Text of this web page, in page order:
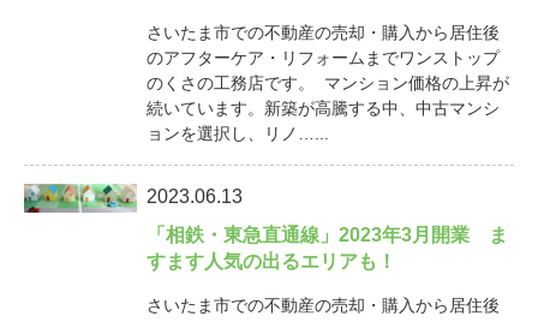
さいたま市での不動産の売却・購入から居住後
のアフターケア・リフォームまでワンストップ
のくさの工務店です。 マンション価格の上昇が
続いています。新築が高騰する中、中古マンシ
ョンを選択し、リノ…...
2023.06.13
「相鉄・東急直通線」2023年3月開業 ま
すます人気の出るエリアも！
さいたま市での不動産の売却・購入から居住後